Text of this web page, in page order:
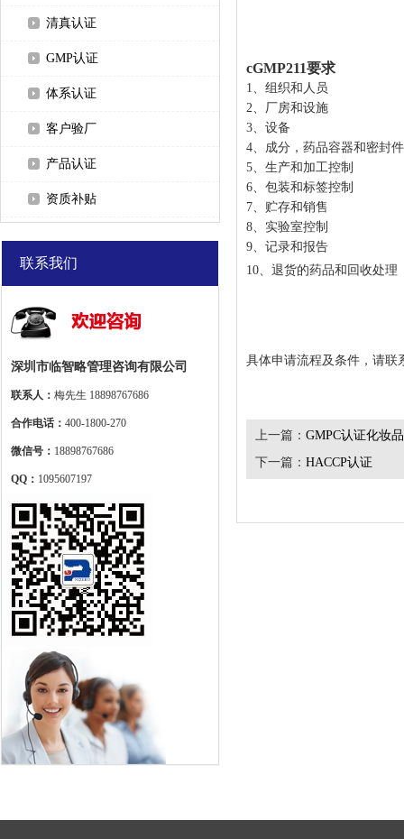
清真认证
GMP认证
体系认证
客户验厂
产品认证
资质补贴
联系我们
深圳市临智略管理咨询有限公司
联系人： 梅先生 18898767686
合作电话： 400-1800-270
微信号： 18898767686
QQ： 1095607197
cGMP211要求
1、组织和人员
2、厂房和设施
3、设备
4、成分，药品容器和密封
5、生产和加工控制
6、包装和标签控制
7、贮存和销售
8、实验室控制
9、记录和报告
10、退货的药品和回收处理
具体申请流程及条件，请联
上一篇： GMPC认证化妆
下一篇： HACCP认证